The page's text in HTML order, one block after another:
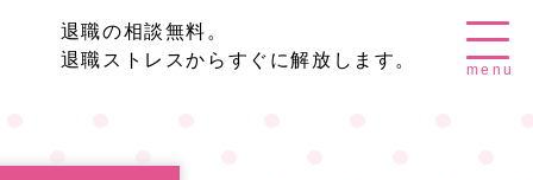
退職の相談無料。
退職ストレスからすぐに解放します。
menu